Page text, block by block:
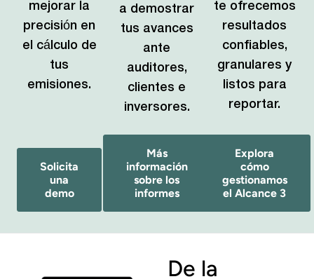
mejorar la
precisión en
el cálculo de
tus
emisiones.
Solicita
una
demo
a demostrar
tus avances
ante
auditores,
clientes e
inversores.
Más
información
sobre los
informes
te ofrecemos
resultados
confiables,
granulares y
listos para
reportar.
Explora
cómo
gestionamos
el Alcance 3
De la